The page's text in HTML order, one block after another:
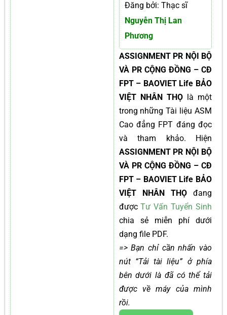
Đăng bởi: Thạc sĩ
Nguyễn Thị Lan
Phương
ASSIGNMENT PR NỘI BỘ
VÀ PR CỘNG ĐỒNG – CĐ
FPT – BAOVIET Life BẢO
VIỆT NHÂN THỌlà một
trong những Tài liệu ASM
Cao đẳng FPT đáng đọc
và tham khảo. Hiện
ASSIGNMENT PR NỘI BỘ
VÀ PR CỘNG ĐỒNG – CĐ
FPT – BAOVIET Life BẢO
VIỆT NHÂN THỌ đang
đượcTư Vấn Tuyển Sinh
chia sẻ miễn phí dưới
dạng file PDF.
=> Bạn chỉ cần nhấn vào
nút “Tải tài liệu” ở phía
bên dưới là đã có thể tải
được về máy của mình
rồi.